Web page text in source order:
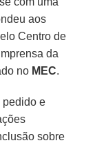
aos
Centro de
da
no MEC.
pedido e
sobre